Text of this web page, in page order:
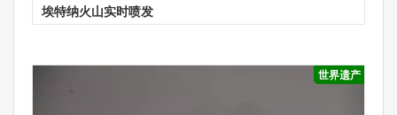
埃特纳火山实时喷发
世界遗产